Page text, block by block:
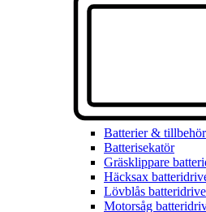
Batterier & tillbehör
Batterisekatör
Gräsklippare
Häcksax
Lövblås
Motorsåg